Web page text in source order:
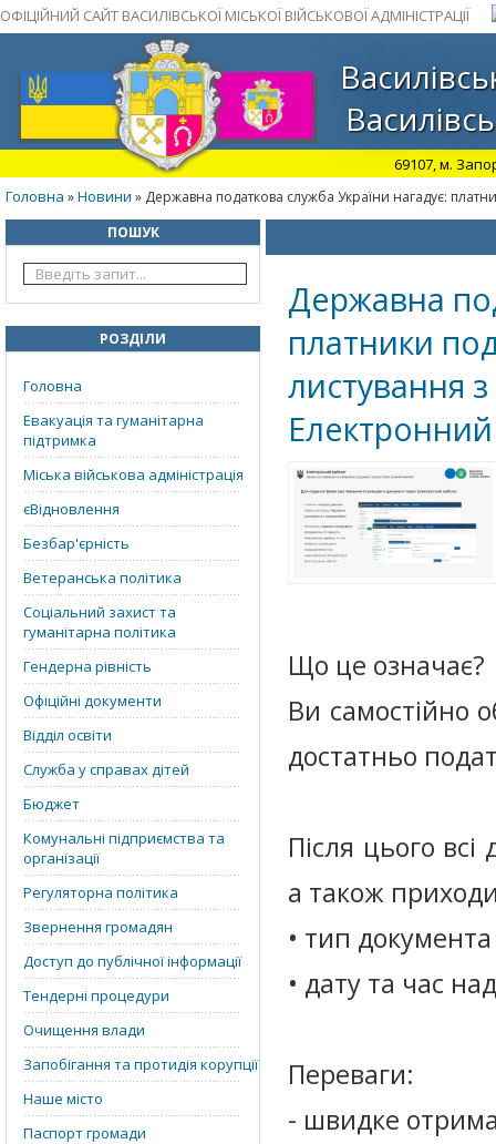
ОФІЦІЙНИЙ САЙТ ВАСИЛІВСЬКОЇ МІСЬКОЇ ВІЙСЬКОВОЇ АДМІНІСТРАЦІЇ
69107, м.
Головна »Новини » Державна податкова служба України нагадує:
ПОШУК
РОЗДІЛИ
Головна
Евакуація та гуманітарна
підтримка
Міська військова адміністрація
єВідновлення
Безбар'єрність
Ветеранська політика
Соціальний захист та
гуманітарна політика
Гендерна рівність
Офіційні документи
Відділ освіти
Служба у справах дітей
Бюджет
Комунальні підприємства та
організації
Регуляторна політика
Звернення громадян
Доступ до публічної інформації
Тендерні процедури
Очищення влади
Запобігання та протидія корупції
Наше місто
Паспорт громади
Державна
платники
листування
Електронний
Що це означає?
Ви самостійно
достатньо
Після цього
а також
• тип документа
• дату та час
Переваги:
- швидке